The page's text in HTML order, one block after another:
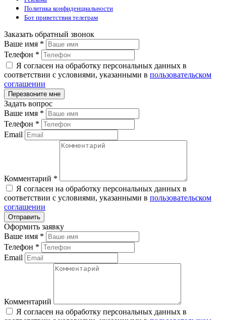
Политика конфиденциальности
Бот приветствия телеграм
Заказать обратный звонок
Ваше имя *
Телефон *
Я согласен на обработку персональных данных в
соответствии с условиями, указанными в пользовательском
соглашении
Задать вопрос
Ваше имя *
Телефон *
Email
Комментарий *
Я согласен на обработку персональных данных в
соответствии с условиями, указанными в пользовательском
соглашении
Оформить заявку
Ваше имя *
Телефон *
Email
Комментарий
Я согласен на обработку персональных данных в